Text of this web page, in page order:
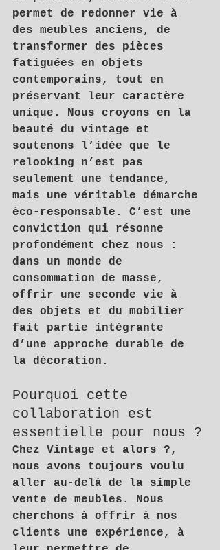
permet de redonner vie à
des meubles anciens, de
transformer des pièces
fatiguées en objets
contemporains, tout en
préservant leur caractère
unique. Nous croyons en la
beauté du vintage et
soutenons l’idée que le
relooking n’est pas
seulement une tendance,
mais une véritable démarche
éco-responsable. C’est une
conviction qui résonne
profondément chez nous :
dans un monde de
consommation de masse,
offrir une seconde vie à
des objets et du mobilier
fait partie intégrante
d’une approche durable de
la décoration.
Pourquoi cette
collaboration est
essentielle pour nous ?
Chez Vintage et alors ?,
nous avons toujours voulu
aller au-delà de la simple
vente de meubles. Nous
cherchons à offrir à nos
clients une expérience, à